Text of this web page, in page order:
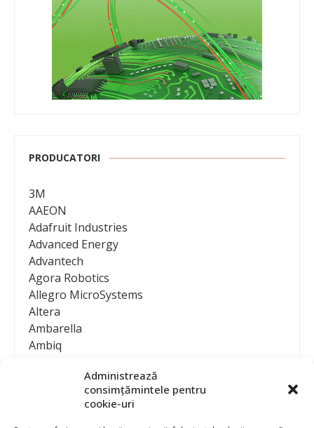
Administrează
consimțămintele pentru
cookie-uri
PRODUCATORI
3M
AAEON
Adafruit Industries
Advanced Energy
Advantech
Agora Robotics
Allegro MicroSystems
Altera
Ambarella
Ambiq
Analog Devices
Anritsu Corporation